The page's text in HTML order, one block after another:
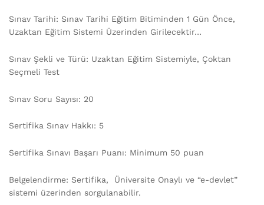
Sınav Tarihi: Sınav Tarihi Eğitim Bitiminden 1 Gün Önce,
Uzaktan Eğitim Sistemi Üzerinden Girilecektir…
Sınav Şekli ve Türü: Uzaktan Eğitim Sistemiyle, Çoktan
Seçmeli Test
Sınav Soru Sayısı: 20
Sertifika Sınav Hakkı: 5
Sertifika Sınavı Başarı Puanı: Minimum 50 puan
Belgelendirme: Sertifika, Üniversite Onaylı ve “e-devlet”
sistemi üzerinden sorgulanabilir.